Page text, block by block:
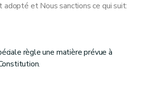
adopté et Nous sanctions ce qui suit:
règle une matière prévue à